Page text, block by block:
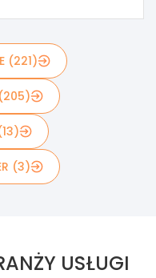
(221)
(3)
USŁUGI